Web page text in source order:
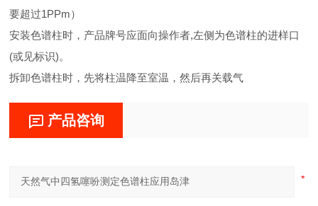
要超过1PPm）
安装色谱柱时，产品牌号应面向操作者,左侧为色谱柱的进样口
(或见标识)。
拆卸色谱柱时，先将柱温降至室温，然后再关载气
产品咨询